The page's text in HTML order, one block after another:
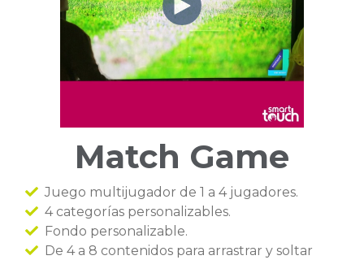
Match Game
Juego multijugador de 1 a 4 jugadores.
4 categorías personalizables.
Fondo personalizable.
De 4 a 8 contenidos para arrastrar y soltar